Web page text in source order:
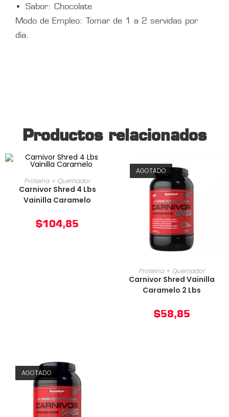
Sabor: Chocolate
Modo de Empleo: Tomar de 1 a 2 servidas por
día.
Productos relacionados
AÑADIR AL CARRITO
Proteina + Quemador
Carnivor Shred 4 Lbs
Vainilla Caramelo
$104,85
AGOTADO
AÑADIR AL CARRITO
Proteina + Quemador
Carnivor Shred Vainilla
Caramelo 2 Lbs
$58,85
AGOTADO